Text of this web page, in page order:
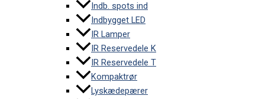
Indb. spots ind
Indbygget LED
IR Lamper
IR Reservedele K
IR Reservedele T
Kompaktrør
Lyskædepærer